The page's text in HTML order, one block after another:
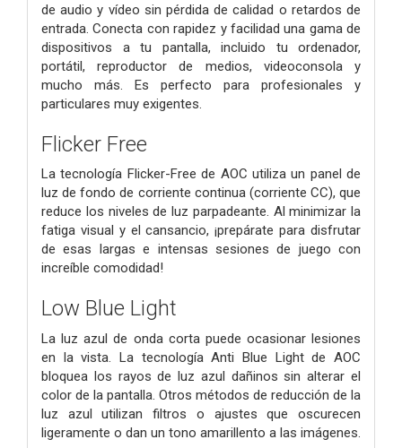
de audio y vídeo sin pérdida de calidad o retardos de
entrada. Conecta con rapidez y facilidad una gama de
dispositivos a tu pantalla, incluido tu ordenador,
portátil, reproductor de medios, videoconsola y
mucho más. Es perfecto para profesionales y
particulares muy exigentes.
Flicker Free
La tecnología Flicker-Free de AOC utiliza un panel de
luz de fondo de corriente continua (corriente CC), que
reduce los niveles de luz parpadeante. Al minimizar la
fatiga visual y el cansancio, ¡prepárate para disfrutar
de esas largas e intensas sesiones de juego con
increíble comodidad!
Low Blue Light
La luz azul de onda corta puede ocasionar lesiones
en la vista. La tecnología Anti Blue Light de AOC
bloquea los rayos de luz azul dañinos sin alterar el
color de la pantalla. Otros métodos de reducción de la
luz azul utilizan filtros o ajustes que oscurecen
ligeramente o dan un tono amarillento a las imágenes.